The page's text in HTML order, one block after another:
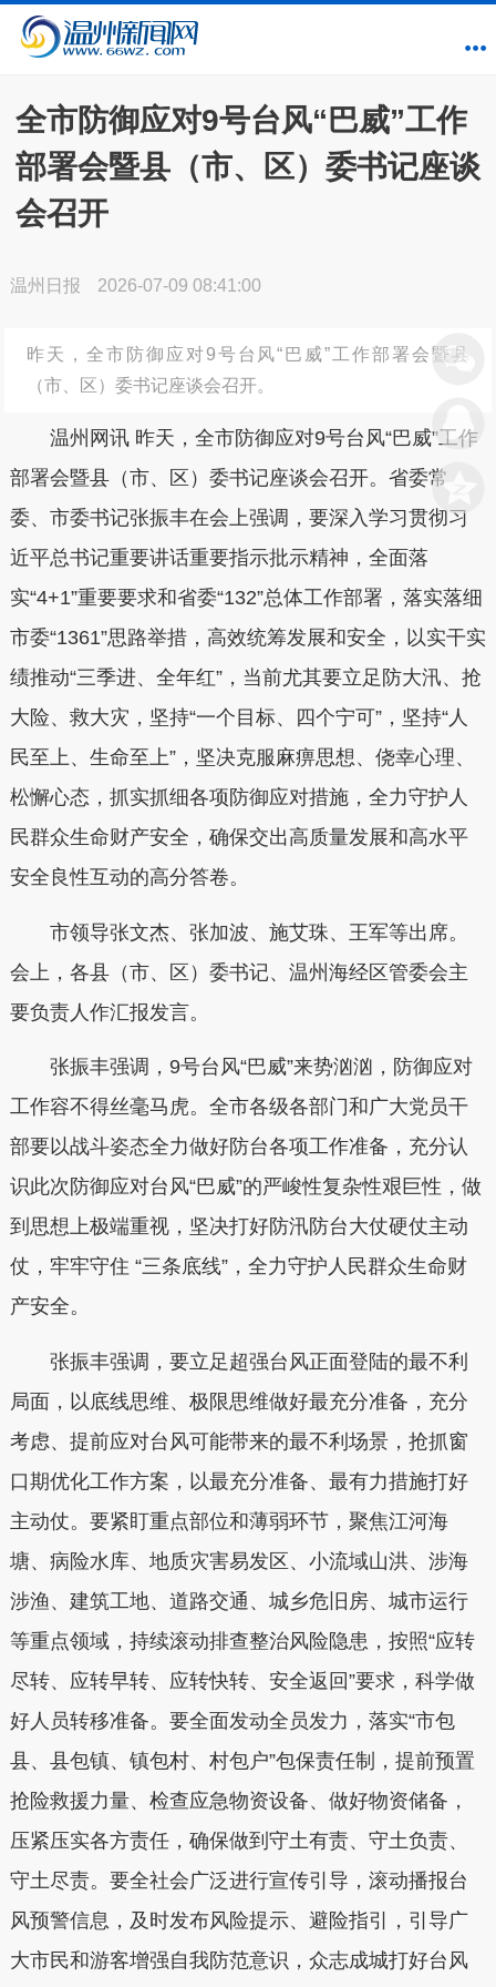
全市防御应对9号台风“巴威”工作
部署会暨县（市、区）委书记座谈
会召开
温州日报 2026-07-09 08:41:00
昨天，全市防御应对9号台风“巴威”工作部署会暨县
（市、区）委书记座谈会召开。
温州网讯 昨天，全市防御应对9号台风“巴威”工作
部署会暨县（市、区）委书记座谈会召开。省委常
委、市委书记张振丰在会上强调，要深入学习贯彻习
近平总书记重要讲话重要指示批示精神，全面落
实“4+1”重要要求和省委“132”总体工作部署，落实落细
市委“1361”思路举措，高效统筹发展和安全，以实干实
绩推动“三季进、全年红”，当前尤其要立足防大汛、抢
大险、救大灾，坚持“一个目标、四个宁可”，坚持“人
民至上、生命至上”，坚决克服麻痹思想、侥幸心理、
松懈心态，抓实抓细各项防御应对措施，全力守护人
民群众生命财产安全，确保交出高质量发展和高水平
安全良性互动的高分答卷。
市领导张文杰、张加波、施艾珠、王军等出席。
会上，各县（市、区）委书记、温州海经区管委会主
要负责人作汇报发言。
张振丰强调，9号台风“巴威”来势汹汹，防御应对
工作容不得丝毫马虎。全市各级各部门和广大党员干
部要以战斗姿态全力做好防台各项工作准备，充分认
识此次防御应对台风“巴威”的严峻性复杂性艰巨性，做
到思想上极端重视，坚决打好防汛防台大仗硬仗主动
仗，牢牢守住 “三条底线”，全力守护人民群众生命财
产安全。
张振丰强调，要立足超强台风正面登陆的最不利
局面，以底线思维、极限思维做好最充分准备，充分
考虑、提前应对台风可能带来的最不利场景，抢抓窗
口期优化工作方案，以最充分准备、最有力措施打好
主动仗。要紧盯重点部位和薄弱环节，聚焦江河海
塘、病险水库、地质灾害易发区、小流域山洪、涉海
涉渔、建筑工地、道路交通、城乡危旧房、城市运行
等重点领域，持续滚动排查整治风险隐患，按照“应转
尽转、应转早转、应转快转、安全返回”要求，科学做
好人员转移准备。要全面发动全员发力，落实“市包
县、县包镇、镇包村、村包户”包保责任制，提前预置
抢险救援力量、检查应急物资设备、做好物资储备，
压紧压实各方责任，确保做到守土有责、守土负责、
守土尽责。要全社会广泛进行宣传引导，滚动播报台
风预警信息，及时发布风险提示、避险指引，引导广
大市民和游客增强自我防范意识，众志成城打好台风